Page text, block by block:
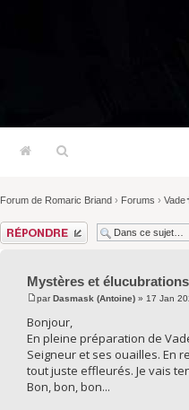
Forum de Romaric Briand › Forums ›
Répondre
Mystères et élucubrations
parDasmask (Antoine) » 17 Jan
Bonjour,
En pleine préparation de
Seigneur et ses ouailles. En
tout juste effleurés. Je vais
Bon, bon, bon...